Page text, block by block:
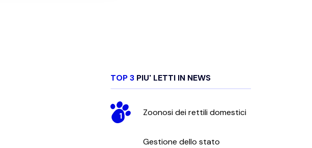
TOP 3 PIU' LETTI IN NEWS
1 Zoonosi dei rettili domestici
Gestione dello stato